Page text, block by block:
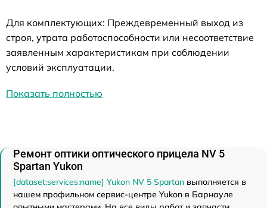
Для комплектующих: Преждевременный выход из
строя, утрата работоспособности или несоответствие
заявленным характеристикам при соблюдении
условий эксплуатации.
Показать полностью
Ремонт оптики оптического прицела NV 5
Spartan Yukon
[dataset:services:name] Yukon NV 5 Spartan выполняется в
нашем профильном сервис-центре Yukon в Барнауле